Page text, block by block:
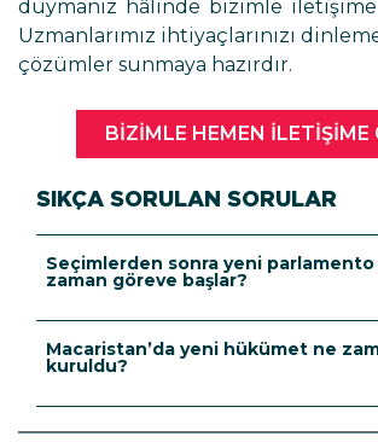
duymanız hâlinde bizimle
Uzmanlarımız ihtiyaçlarınızı
çözümler sunmaya hazırdır.
BIZIMLE HEMEN ILETIŞIME
SIKÇA SORULAN SORULAR
Seçimlerden sonra yeni parlamento
zaman göreve başlar?
kısa bir süre sonra, 9 Mayıs 2026
zaman alması nedeniyle bu süre
zaman aralığı içerisindedir.
Macaristan’da yeni hükümet ne
kuruldu?